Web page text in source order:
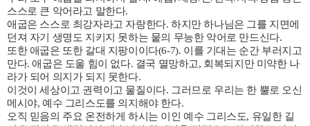
스스로 큰 악어라고 말한다.
애굽은 스스로 최강자라고 자랑한다.하지만 하나님은 그를 지면에
던져 자기 생명도 지키지 못하는 뭍의 무능한 악어로 만드신다.
또한 애굽은 또한 갈대 지팡이이다(6-7). 이를 기대는 순간 부러지고
만다. 애굽은 도울 힘이 없다. 결국 멸망하고, 회복되지만 미약한 나
라가 되어 의지가 되지 못한다.
이것이 세상이고 권력이고 물질이다. 그러므로 우리는 한 뿔로 오신
메시야, 예수 그리스도를 의지해야 한다.
오직 믿음의 주요 온전하게 하시는 이인 예수 그리스도, 유일한 길